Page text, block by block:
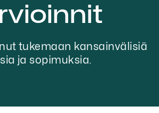
tukemaan kansainvälisiä
ja sopimuksia.